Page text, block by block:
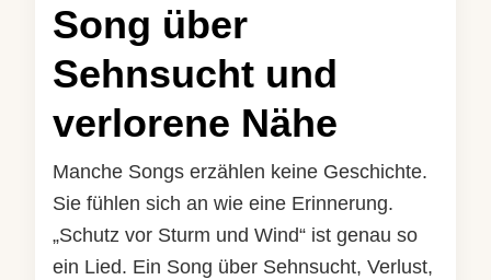
Song über
Sehnsucht und
verlorene Nähe
Manche Songs erzählen keine Geschichte.
Sie fühlen sich an wie eine Erinnerung.
„Schutz vor Sturm und Wind“ ist genau so
ein Lied. Ein Song über Sehnsucht, Verlust,